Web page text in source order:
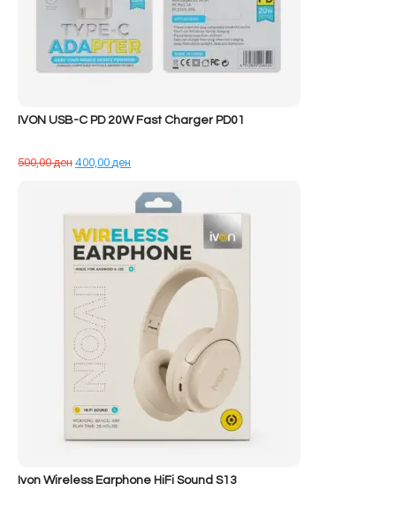
IVON USB-C PD 20W Fast Charger PD01
500,00денÇmimi
400,00ден
tanishëm
është:
400,00 ден.
Ivon Wireless Earphone HiFi Sound S13